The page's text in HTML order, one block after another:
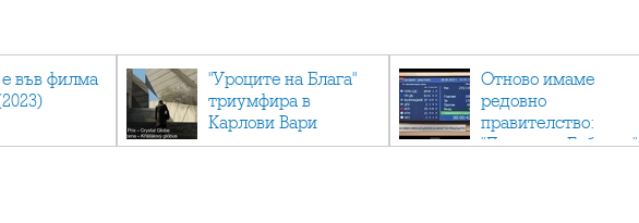
във филма
"Уроците на Блага"
триумфира в
Карлови Вари
Отново имаме
редовно
правителство:
"Денков - Габриел"